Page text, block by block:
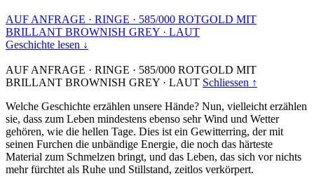
AUF ANFRAGE · RINGE · 585/000 ROTGOLD MIT
BRILLANT BROWNISH GREY · LAUT
Geschichte lesen ↓
AUF ANFRAGE · RINGE · 585/000 ROTGOLD MIT
BRILLANT BROWNISH GREY · LAUT Schliessen ↑
Welche Geschichte erzählen unsere Hände? Nun, vielleicht erzählen
sie, dass zum Leben mindestens ebenso sehr Wind und Wetter
gehören, wie die hellen Tage. Dies ist ein Gewitterring, der mit
seinen Furchen die unbändige Energie, die noch das härteste
Material zum Schmelzen bringt, und das Leben, das sich vor nichts
mehr fürchtet als Ruhe und Stillstand, zeitlos verkörpert.